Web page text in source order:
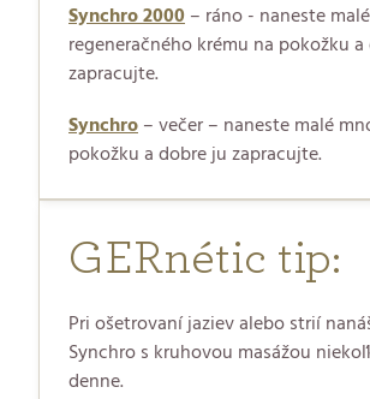
Synchro 2000– ráno - naneste
regeneračného krému na pokožku
zapracujte.
Synchro– večer – naneste malé
pokožku a dobre ju zapracujte.
GERnétic tip:
Pri ošetrovaní jaziev alebo strií
Synchro s kruhovou masážou
denne.